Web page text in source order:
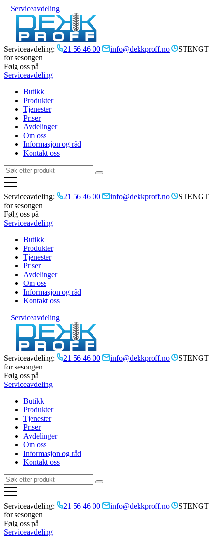
Serviceavdeling
Serviceavdeling: 21 56 46 00 info@dekkproff.no
STENGT
for sesongen
Følg oss på
Serviceavdeling
Butikk
Produkter
Tjenester
Priser
Avdelinger
Om oss
Informasjon og råd
Kontakt oss
Serviceavdeling: 21 56 46 00 info@dekkproff.no
STENGT
for sesongen
Følg oss på
Serviceavdeling
Butikk
Produkter
Tjenester
Priser
Avdelinger
Om oss
Informasjon og råd
Kontakt oss
Serviceavdeling
Serviceavdeling: 21 56 46 00 info@dekkproff.no
STENGT
for sesongen
Følg oss på
Serviceavdeling
Butikk
Produkter
Tjenester
Priser
Avdelinger
Om oss
Informasjon og råd
Kontakt oss
Serviceavdeling: 21 56 46 00 info@dekkproff.no
STENGT
for sesongen
Følg oss på
Serviceavdeling